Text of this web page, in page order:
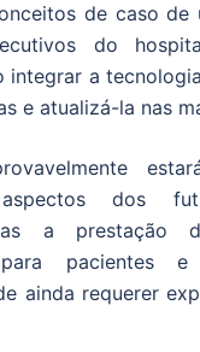
de caso de
do
integrar a
e atualizá-la nas
dos
a prestação
pacientes e
ainda requerer